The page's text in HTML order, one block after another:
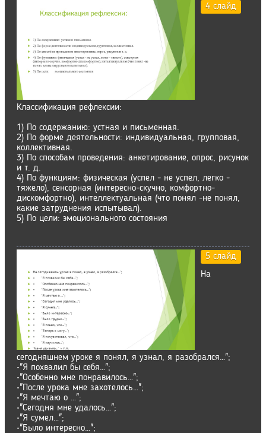
4 слайд
Классификация рефлексии:
1) По содержанию: устная и письменная.
2) По форме деятельности: индивидуальная, групповая,
коллективная.
3) По способам проведения: анкетирование, опрос, рисунок
и т. д.
4) По функциям: физическая (успел - не успел, легко -
тяжело), сенсорная (интересно-скучно, комфортно-
дискомфортно), интеллектуальная (что понял -не понял,
какие затруднения испытывал).
5) По цели: эмоционального состояния
5 слайд
На
сегодняшнем уроке я понял, я узнал, я разобрался…";
•"Я похвалил бы себя…";
•"Особенно мне понравилось…";
•"После урока мне захотелось…";
•"Я мечтаю о …";
•"Сегодня мне удалось…";
•"Я сумел…";
•"Было интересно…";